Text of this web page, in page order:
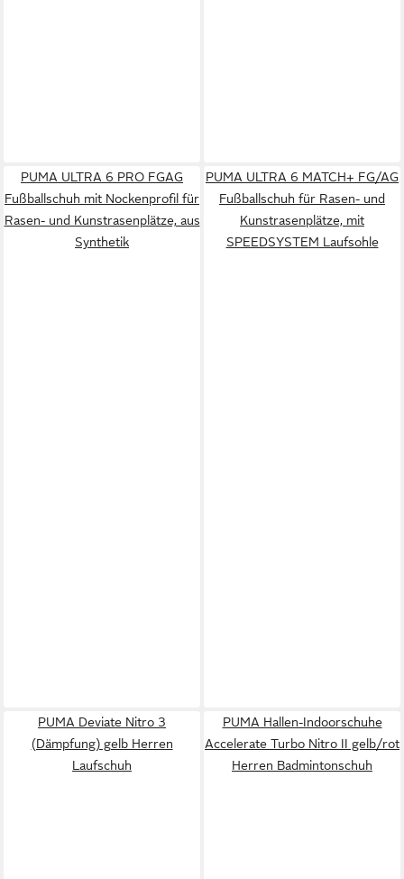
PUMA ULTRA 6 PRO FGAG
Fußballschuh mit Nockenprofil für
Rasen- und Kunstrasenplätze, aus
Synthetik
PUMA ULTRA 6 MATCH+ FG/AG
Fußballschuh für Rasen- und
Kunstrasenplätze, mit
SPEEDSYSTEM Laufsohle
PUMA Deviate Nitro 3
(Dämpfung) gelb Herren
Laufschuh
PUMA Hallen-Indoorschuhe
Accelerate Turbo Nitro II gelb/rot
Herren Badmintonschuh